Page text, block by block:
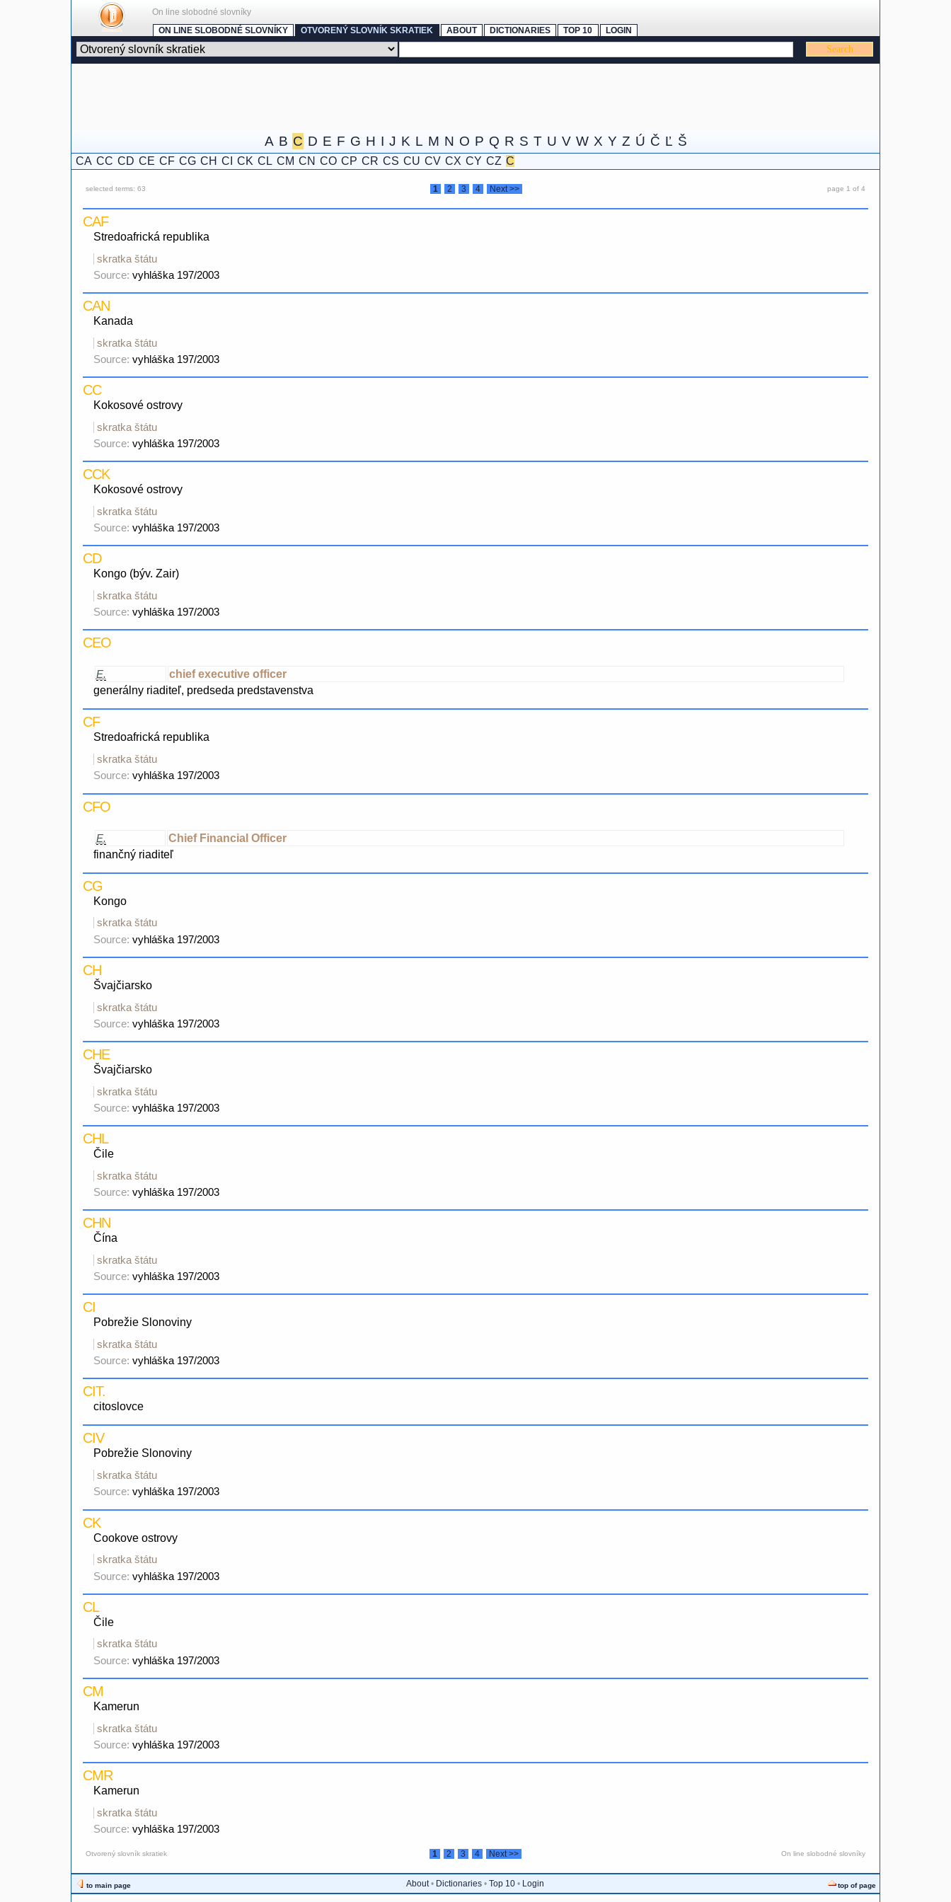
On line slobodné slovníky
ON LINE SLOBODNÉ SLOVNÍKY
OTVORENÝ SLOVNÍK SKRATIEK ABOUT DICTIONARIES TOP 10 LOGIN
A B C D E F G H I J K L M N O P Q R S T U V W X Y Z Ú Č Ľ Š
CA CC CD CE CF CG CH CI CK CL CM CN CO CP CR CS CU CV CX CY CZ C
selected terms: 63 1 2 3 4 Next >> page 1 of 4
CAF
Stredoafrická republika
skratka štátu
Source: vyhláška 197/2003
CAN
Kanada
skratka štátu
Source: vyhláška 197/2003
CC
Kokosové ostrovy
skratka štátu
Source: vyhláška 197/2003
CCK
Kokosové ostrovy
skratka štátu
Source: vyhláška 197/2003
CD
Kongo (býv. Zair)
skratka štátu
Source: vyhláška 197/2003
CEO
E.
chief executive officer
generálny riaditeľ, predseda predstavenstva
CF
Stredoafrická republika
skratka štátu
Source: vyhláška 197/2003
CFO
E.
Chief Financial Officer
finančný riaditeľ
CG
Kongo
skratka štátu
Source: vyhláška 197/2003
CH
Švajčiarsko
skratka štátu
Source: vyhláška 197/2003
CHE
Švajčiarsko
skratka štátu
Source: vyhláška 197/2003
CHL
Čile
skratka štátu
Source: vyhláška 197/2003
CHN
Čína
skratka štátu
Source: vyhláška 197/2003
CI
Pobrežie Slonoviny
skratka štátu
Source: vyhláška 197/2003
CIT.
citoslovce
CIV
Pobrežie Slonoviny
skratka štátu
Source: vyhláška 197/2003
CK
Cookove ostrovy
skratka štátu
Source: vyhláška 197/2003
CL
Čile
skratka štátu
Source: vyhláška 197/2003
CM
Kamerun
skratka štátu
Source: vyhláška 197/2003
CMR
Kamerun
skratka štátu
Source: vyhláška 197/2003
Otvorený slovník skratiek 1 2 3 4 Next >> On line slobodné slovníky
to main page About• Dictionaries •Top 10 • Login top of page